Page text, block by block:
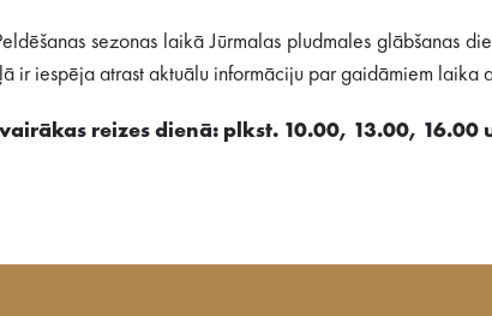
sezonas laikā Jūrmalas pludmales glābšanas
ir iespēja atrast aktuālu informāciju par gaidāmiem
reizes dienā: plkst. 10.00, 13.00, 16.00